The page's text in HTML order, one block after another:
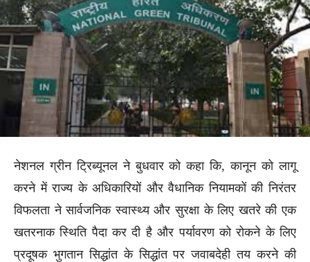
नेशनल ग्रीन ट्रिब्यूनल ने बुधवार को कहा कि, कानून को लागू
करने में राज्य के अधिकारियों और वैधानिक नियामकों की निरंतर
विफलता ने सार्वजनिक स्वास्थ्य और सुरक्षा के लिए खतरे की एक
खतरनाक स्थिति पैदा कर दी है और पर्यावरण को रोकने के लिए
प्रदूषक भुगतान सिद्धांत के सिद्धांत पर जवाबदेही तय करने की